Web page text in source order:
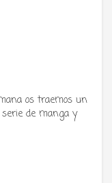
os traemos un
serie de manga y